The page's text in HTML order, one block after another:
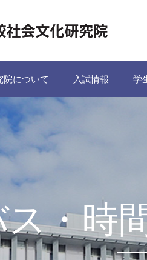
院について 入試情報 学
・時